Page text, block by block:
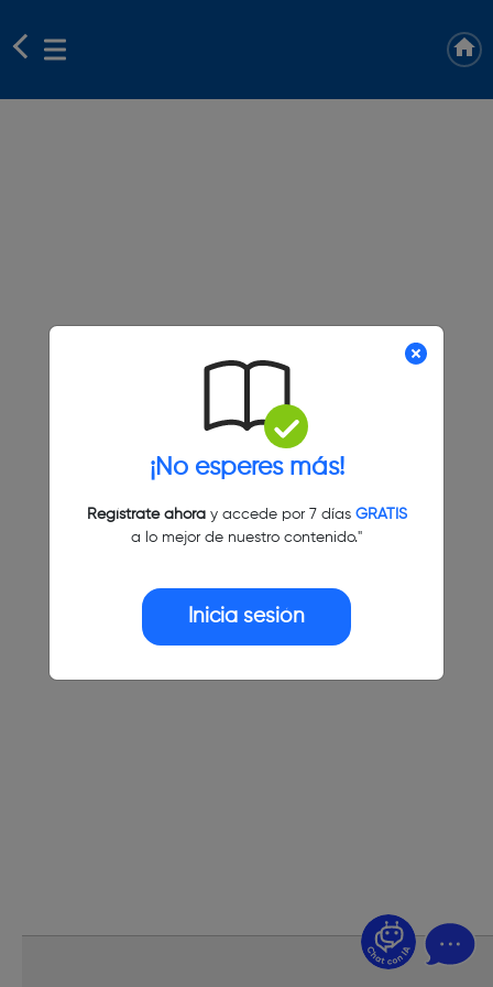
¡No esperes más!
Regístrate ahoray accede por 7 días GRATIS
a lo mejor de nuestro contenido."
Inicia sesión